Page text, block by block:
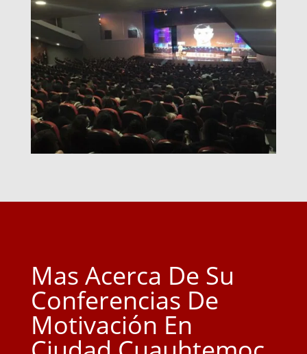
Mas Acerca De Su
Conferencias De
Motivación En